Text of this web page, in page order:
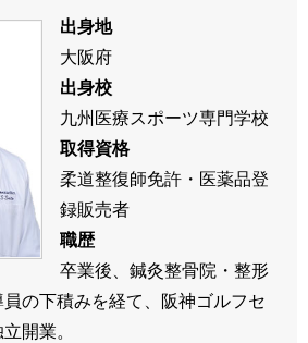
出身地
大阪府
出身校
九州医療スポーツ専門学校
取得資格
柔道整復師免許・医薬品登
録販売者
職歴
卒業後、鍼灸整骨院・整形
の下積みを経て、阪神ゴルフセ
開業。